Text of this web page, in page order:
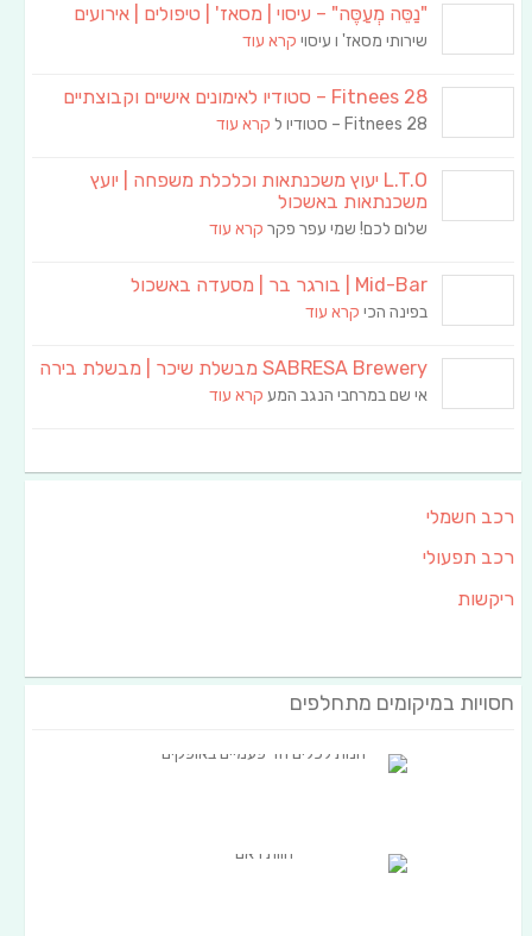
"נַסֵּה מְעַסֶּה" – עיסוי | מסאז' | טיפולים | אירועים
שירותי מסאז' ו עיסוי קרא עוד
Fitnees 28 – סטודיו לאימונים אישיים וקבוצתיים
Fitnees 28 – סטודיו ל קרא עוד
L.T.O יעוץ משכנתאות וכלכלת משפחה | יועץ
משכנתאות באשכול
שלום לכם! שמי עפר פקר קרא עוד
Mid-Bar | בורגר בר | מסעדה באשכול
בפינה הכי קרא עוד
SABRESA Brewery מבשלת שיכר | מבשלת בירה
אי שם במרחבי הנגב המע קרא עוד
רכב חשמלי
רכב תפעולי
ריקשות
חסויות במיקומים מתחלפים